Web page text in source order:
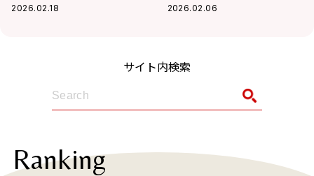
屋】
2026.02.18
ときめく雑貨」を味方に
2026.02.06
サイト内検索
Ranking